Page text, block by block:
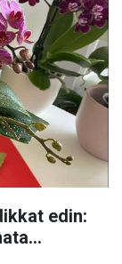
edin: